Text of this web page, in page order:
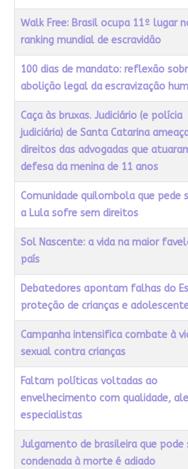
Walk Free: Brasil ocupa 11º lugar
ranking mundial de escravidão
100 dias de mandato: reflexão
abolição legal da escravização
Caça às bruxas. Judiciário (e polícia
judiciária) de Santa Catarina
direitos das advogadas que
defesa da menina de 11 anos
Comunidade quilombola que pede
a Lula sofre sem direitos
Sol Nascente: a vida na maior
país
Debatedores apontam falhas do
proteção de crianças e
Campanha intensifica combate à
sexual contra crianças
Faltam políticas voltadas ao
envelhecimento com qualidade,
especialistas
Julgamento de brasileira que pode
condenada à morte é adiado